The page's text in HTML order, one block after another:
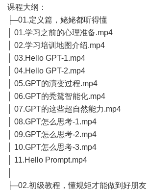
课程大纲：
├─01.定义篇，姥姥都听得懂
│ 01.学习之前的心理准备.mp4
│ 02.学习培训地图介绍.mp4
│ 03.Hello GPT-1.mp4
│ 04.Hello GPT-2.mp4
│ 05.GPT的演变过程.mp4
│ 06.GPT的秃鹫智能化.mp4
│ 07.GPT的这些超自然能力.mp4
│ 08.GPT怎么思考-1.mp4
│ 09.GPT怎么思考-2.mp4
│ 10.GPT怎么思考-3.mp4
│ 11.Hello Prompt.mp4
├─02.初级教程，懂规矩才能做到好朋友